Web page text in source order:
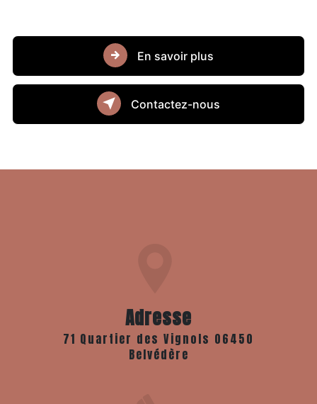
En savoir plus
Contactez-nous
Adresse
71 Quartier des Vignols 06450
Belvédère